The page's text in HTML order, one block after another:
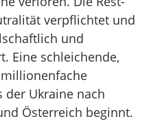
verpflichtet und
und
Eine schleichende,
Ukraine nach
Österreich beginnt.